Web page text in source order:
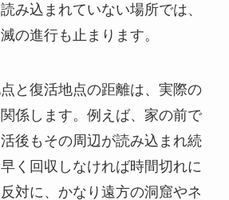
み込まれていない場所では、
の進行も止まります。
と復活地点の距離は、実際の
係します。例えば、家の前で
後もその周辺が読み込まれ続
く回収しなければ時間切れに
対に、かなり遠方の洞窟やネ